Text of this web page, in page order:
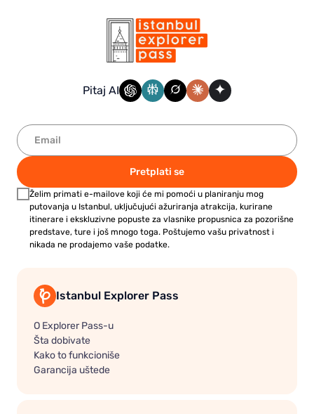
Pitaj AI
Pretplati se
Želim primati e-mailove koji će mi pomoći u planiranju mog
putovanja u Istanbul, uključujući ažuriranja atrakcija, kurirane
itinerare i ekskluzivne popuste za vlasnike propusnica za pozorišne
predstave, ture i još mnogo toga. Poštujemo vašu privatnost i
nikada ne prodajemo vaše podatke.
Istanbul Explorer Pass
O Explorer Pass-u
Šta dobivate
Kako to funkcioniše
Garancija uštede